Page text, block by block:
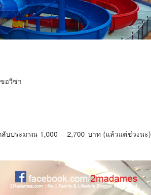
อวีซ่า
บประมาณ 1,000 – 2,700 บาท (แล้วแต่ช่วงนะ)